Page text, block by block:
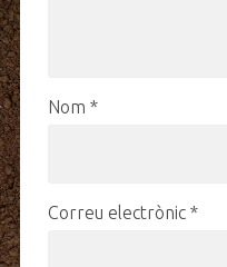
Nom *
Correu electrònic *